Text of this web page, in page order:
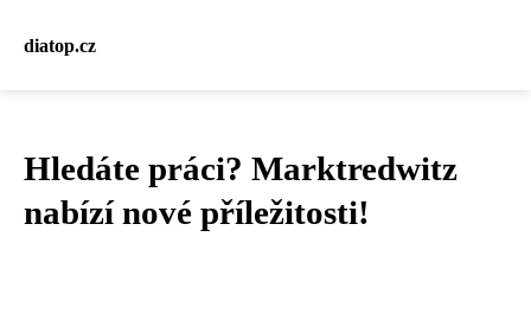
diatop.cz
Hledáte práci? Marktredwitz
nabízí nové příležitosti!